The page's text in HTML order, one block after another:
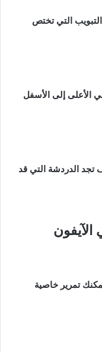
التي تختص
الأعلى إلى الأسفل
تجد الدردشة التي قد
الآيفون
تمرير خاصية